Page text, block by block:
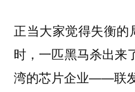
正当大家觉得失衡的
时，一匹黑马杀出来
湾的芯片企业——联发